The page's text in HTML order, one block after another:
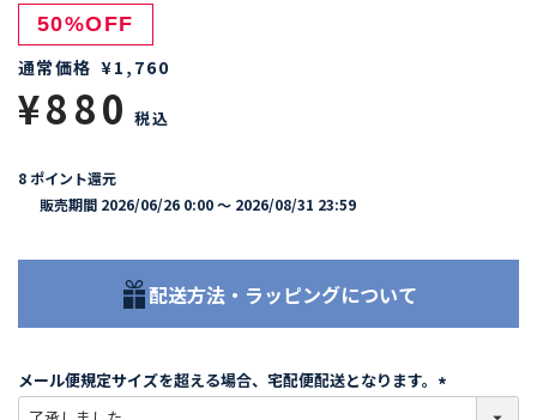
50%OFF
通常価格 ¥1,760
¥880 税込
8 ポイント還元
販売期間 2026/06/26 0:00〜 2026/08/31 23:59
配送方法・ラッピングについて
メール便規定サイズを超える場合、宅配便配送となります。